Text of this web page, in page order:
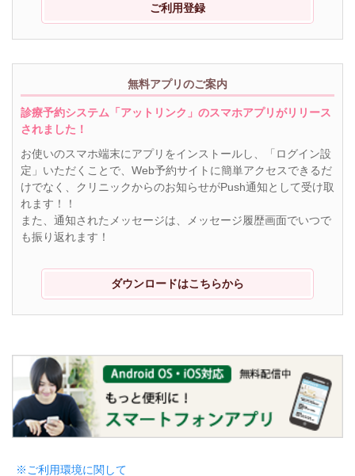
ご利用登録
無料アプリのご案内
診療予約システム「アットリンク」のスマホアプリがリリース
されました！
お使いのスマホ端末にアプリをインストールし、「ログイン設
定」いただくことで、Web予約サイトに簡単アクセスできるだ
けでなく、クリニックからのお知らせがPush通知として受け取
れます！！
また、通知されたメッセージは、メッセージ履歴画面でいつで
も振り返れます！
ダウンロードはこちらから
※ご利用環境に関して